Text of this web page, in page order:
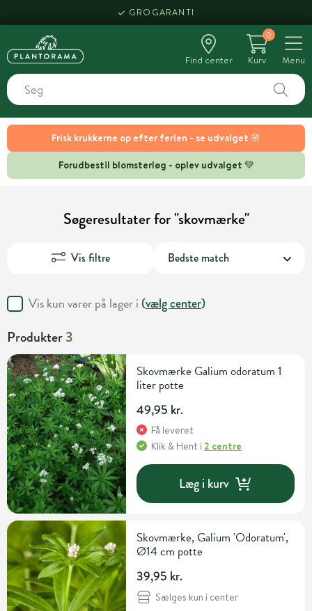
GROGARANTI
Find center
0
Kurv
Menu
Frisk krukkerne op efter ferien - se udvalget 🌸
Forudbestil blomsterløg - oplev udvalget 💚
Søgeresultater for "skovmærke"
Vis filtre
Vis kun varer på lager i (vælg center)
Produkter3
Skovmærke Galium odoratum 1
liter potte
49,95 kr.
Få leveret
Klik & Hent i2 centre
Læg i kurv
Skovmærke, Galium 'Odoratum',
Ø14 cm potte
39,95 kr.
Sælges kun i center